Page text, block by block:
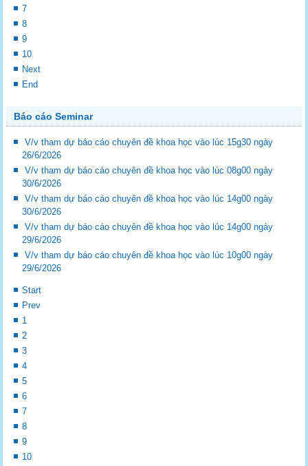
7
8
9
10
Next
End
Báo cáo Seminar
V/v tham dự báo cáo chuyên đề khoa học vào lúc 15g30 ngày
26/6/2026
V/v tham dự báo cáo chuyên đề khoa học vào lúc 08g00 ngày
30/6/2026
V/v tham dự báo cáo chuyên đề khoa học vào lúc 14g00 ngày
30/6/2026
V/v tham dự báo cáo chuyên đề khoa học vào lúc 14g00 ngày
29/6/2026
V/v tham dự báo cáo chuyên đề khoa học vào lúc 10g00 ngày
29/6/2026
Start
Prev
1
2
3
4
5
6
7
8
9
10